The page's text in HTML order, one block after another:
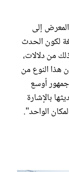
إلى
لكون الحدث
من دلالات،
هذا النوع من
جمهور أوسع
بالإشارة
الواحد".